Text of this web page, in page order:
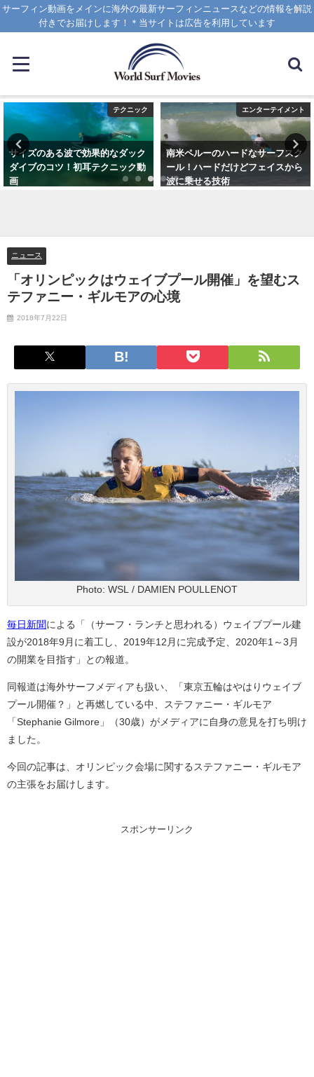
サーフィン動画をメインに海外の最新サーフィンニュースなどの情報を解説
付きでお届けします！＊当サイトは広告を利用しています
テクニック
サイズのある波で効果的なダック
ダイブのコツ！初耳テクニック動
画
エンターテイメント
南米ペルーのハードなサーフスク
ール！ハードだけどフェイスから
波に乗せる技術
ニュース
「オリンピックはウェイブプール開催」を望むス
テファニー・ギルモアの心境
2018年7月22日
Photo: WSL / DAMIEN POULLENOT
毎日新聞による「（サーフ・ランチと思われる）ウェイブプール建
設が2018年9月に着工し、2019年12月に完成予定、2020年1～3月
の開業を目指す」との報道。
同報道は海外サーフメディアも扱い、「東京五輪はやはりウェイブ
プール開催？」と再燃している中、ステファニー・ギルモア
「Stephanie Gilmore」（30歳）がメディアに自身の意見を打ち明け
ました。
今回の記事は、オリンピック会場に関するステファニー・ギルモア
の主張をお届けします。
スポンサーリンク